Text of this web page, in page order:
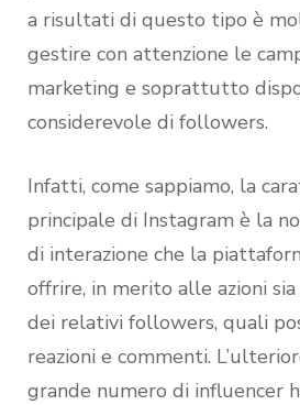
a risultati di questo tipo è
gestire con attenzione le
marketing e soprattutto
considerevole di followers.
Infatti, come sappiamo, la
principale di Instagram è la
di interazione che la
offrire, in merito alle azioni
dei relativi followers, quali
reazioni e commenti.
grande numero di influencer